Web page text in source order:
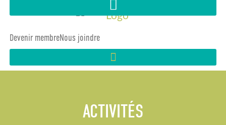
Devenir membreNous joindre
ACTIVITÉS